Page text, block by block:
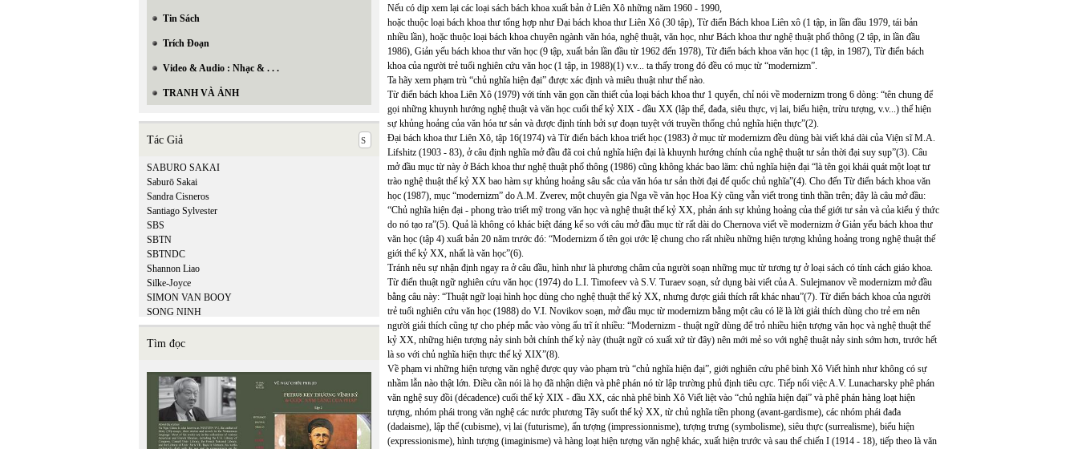
Tin Sách
Trích Đoạn
Video & Audio : Nhạc & . . .
TRANH VÀ ẢNH
Tác Giả
SABURO SAKAI
Saburō Sakai
Sandra Cisneros
Santiago Sylvester
SBS
SBTN
SBTNDC
Shannon Liao
Silke-Joyce
SIMON VAN BOOY
SONG NINH
SONG THAO
SUZANNE WANG
Tìm đọc
Nếu có dịp xem lại các loại sách bách khoa xuất bản ở Liên Xô những năm 1960 - 1990,
hoặc thuộc loại bách khoa thư tổng hợp như Đại bách khoa thư Liên Xô (30 tập), Từ điển Bách khoa Liên xô (1 tập, in lần đầu 1979, tái bản
nhiều lần), hoặc thuộc loại bách khoa chuyên ngành văn hóa, nghệ thuật, văn học, như Bách khoa thư nghệ thuật phổ thông (2 tập, in lần đầu
1986), Giản yếu bách khoa thư văn học (9 tập, xuất bản lần đầu từ 1962 đến 1978), Từ điển bách khoa văn học (1 tập, in 1987), Từ điển bách
khoa của người trẻ tuổi nghiên cứu văn học (1 tập, in 1988)(1) v.v... ta thấy trong đó đều có mục từ “modernizm”.
Ta hãy xem phạm trù “chủ nghĩa hiện đại” được xác định và miêu thuật như thế nào.
Từ điển bách khoa Liên Xô (1979) với tính văn gọn cần thiết của loại bách khoa thư 1 quyển, chỉ nói về modernizm trong 6 dòng: “tên chung để
gọi những khuynh hướng nghệ thuật và văn học cuối thế kỷ XIX - đầu XX (lập thể, đađa, siêu thực, vị lai, biểu hiện, trừu tượng, v.v...) thể hiện
sự khủng hoảng của văn hóa tư sản và được định tính bởi sự đoạn tuyệt với truyền thống chủ nghĩa hiện thực”(2).
Đại bách khoa thư Liên Xô, tập 16(1974) và Từ điển bách khoa triết học (1983) ở mục từ modernizm đều dùng bài viết khá dài của Viện sĩ M.A.
Lifshitz (1903 - 83), ở câu định nghĩa mở đầu đã coi chủ nghĩa hiện đại là khuynh hướng chính của nghệ thuật tư sản thời đại suy sụp”(3). Câu
mở đầu mục từ này ở Bách khoa thư nghệ thuật phổ thông (1986) cũng không khác bao lăm: chủ nghĩa hiện đại “là tên gọi khái quát một loạt tư
trào nghệ thuật thế kỷ XX bao hàm sự khủng hoảng sâu sắc của văn hóa tư sản thời đại đế quốc chủ nghĩa”(4). Cho đến Từ điển bách khoa văn
học (1987), mục “modernizm” do A.M. Zverev, một chuyên gia Nga về văn học Hoa Kỳ cũng vẫn viết trong tinh thần trên; đây là câu mở đầu:
“Chủ nghĩa hiện đại - phong trào triết mỹ trong văn học và nghệ thuật thế kỷ XX, phản ánh sự khủng hoảng của thế giới tư sản và của kiểu ý thức
do nó tạo ra”(5). Quả là không có khác biệt đáng kể so với câu mở đầu mục từ rất dài do Chernova viết về modernizm ở Giản yếu bách khoa thư
văn học (tập 4) xuất bản 20 năm trước đó: “Modernizm ố tên gọi ước lệ chung cho rất nhiều những hiện tượng khủng hoảng trong nghệ thuật thế
giới thế kỷ XX, nhất là văn học”(6).
Tránh nêu sự nhận định ngay ra ở câu đầu, hình như là phương châm của người soạn những mục từ tương tự ở loại sách có tính cách giáo khoa.
Từ điển thuật ngữ nghiên cứu văn học (1974) do L.I. Timofeev và S.V. Turaev soạn, sử dụng bài viết của A. Sulejmanov về modernizm mở đầu
bằng câu này: “Thuật ngữ loại hình học dùng cho nghệ thuật thế kỷ XX, nhưng được giải thích rất khác nhau”(7). Từ điển bách khoa của người
trẻ tuổi nghiên cứu văn học (1988) do V.I. Novikov soạn, mở đầu mục từ modernizm bằng một câu có lẽ là lời giải thích dùng cho trẻ em nên
người giải thích cũng tự cho phép mắc vào vòng ấu trĩ ít nhiều: “Modernizm - thuật ngữ dùng để trỏ nhiều hiện tượng văn học và nghệ thuật thế
kỷ XX, những hiện tượng nảy sinh bởi chính thế kỷ này (thuật ngữ có xuất xứ từ đây) nên mới mẻ so với nghệ thuật nảy sinh sớm hơn, trước hết
là so với chủ nghĩa hiện thực thế kỷ XIX”(8).
Về phạm vi những hiện tượng văn nghệ được quy vào phạm trù “chủ nghĩa hiện đại”, giới nghiên cứu phê bình Xô Viết hình như không có sự
nhầm lẫn nào thật lớn. Điều cần nói là họ đã nhận diện và phê phán nó từ lập trường phủ định tiêu cực. Tiếp nối việc A.V. Lunacharsky phê phán
văn nghệ suy đồi (décadence) cuối thế kỷ XIX - đầu XX, các nhà phê bình Xô Viết liệt vào “chủ nghĩa hiện đại” và phê phán hàng loạt hiện
tượng, nhóm phái trong văn nghệ các nước phương Tây suốt thế kỷ XX, từ chủ nghĩa tiền phong (avant-gardisme), các nhóm phái đađa
(dadaisme), lập thể (cubisme), vị lai (futurisme), ấn tượng (impressionnisme), tượng trưng (symbolisme), siêu thực (surrealisme), biểu hiện
(expressionisme), hình tượng (imaginisme) và hàng loạt hiện tượng văn nghệ khác, xuất hiện trước và sau thế chiến I (1914 - 18), tiếp theo là văn